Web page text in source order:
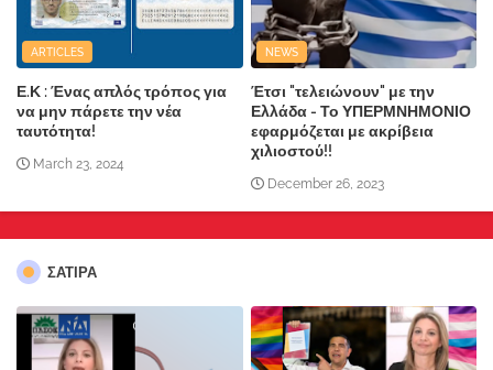
ARTICLES
Ε.Κ : Ένας απλός τρόπος για
να μην πάρετε την νέα
ταυτότητα!
March 23, 2024
NEWS
Έτσι "τελειώνουν" με την
Ελλάδα - Το ΥΠΕΡΜΝΗΜΟΝΙΟ
εφαρμόζεται με ακρίβεια
χιλιοστού!!
December 26, 2023
ΣΑΤΙΡΑ